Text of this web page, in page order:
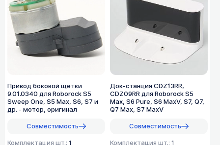
Привод боковой щетки
9.01.0340 для Roborock S5
Sweep One, S5 Max, S6, S7 и
др. - мотор, оригинал
Совместимость
Комплектация шт.: 1
Док-станция CDZ13RR,
CDZ09RR для Roborock S5
Max, S6 Pure, S6 MaxV, S7, Q7,
Q7 Max, S7 MaxV
Совместимость
Комплектация шт.: 1